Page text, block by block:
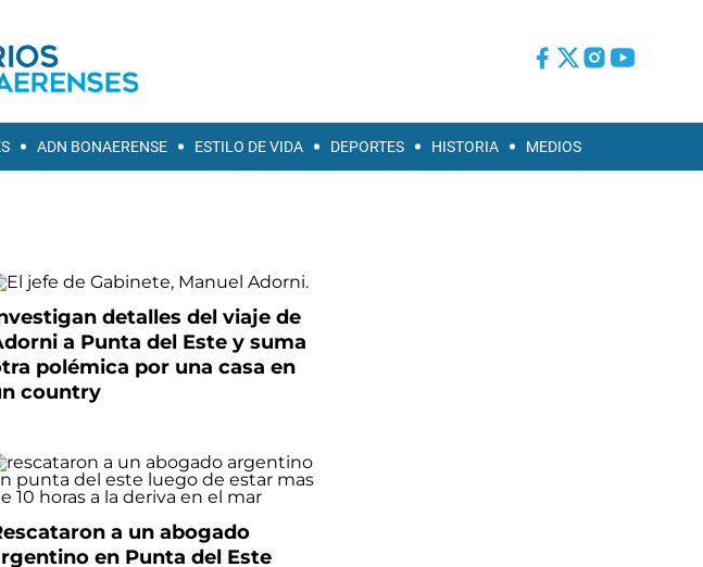
ADN BONAERENSE ESTILO DE VIDA DEPORTES HISTORIA MEDIOS
detalles del viaje de
a Punta del Este y suma
polémica por una casa en
country
a un abogado
en Punta del Este